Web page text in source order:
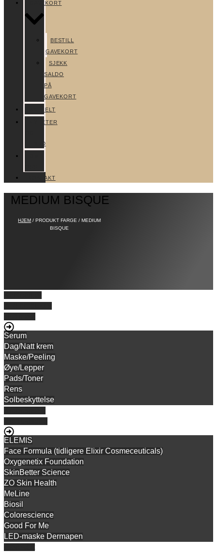
GAVEKORT
BESTILL
GAVEKORT
SJEKK
SALDO
PÅ
GAVEKORT
AKTUELT
NYHETER
TILBUD
KONTAKT
MEDIUM BISQUE
HJEM / PRODUKT FARGE / MEDIUM
BISQUE
Serum
Dag/Natt krem
Maske/Peeling
Øye/Lepper
Pads/Toner
Rens
Solbeskyttelse
ELEMIS
Face Formula (tidligere Elixir Cosmeceuticals)
Oxygenetix Foundation
SkinBetter Science
ZO Skin Health
MeLine
Biosil
Colorescience
Good For Me
LED-maske Dermapen